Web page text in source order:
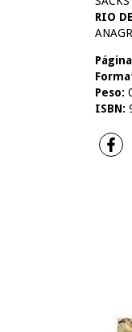
RIO
Peso:
ISBN: